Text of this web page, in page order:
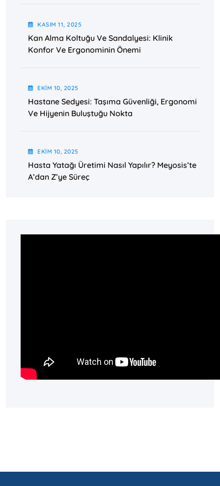
KASIM11, 2025
Kan Alma Koltuğu Ve Sandalyesi: Klinik
Konfor Ve Ergonominin Önemi
EKIM 10, 2025
Hastane Sedyesi: Taşıma Güvenliği, Ergonomi
Ve Hijyenin Buluştuğu Nokta
EKIM 10, 2025
Hasta Yatağı Üretimi Nasıl Yapılır? Meyosis’te
A’dan Z’ye Süreç